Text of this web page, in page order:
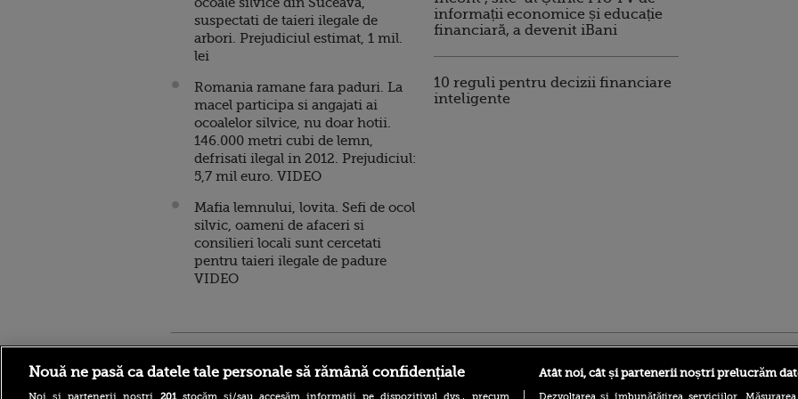
suspectati de taieri ilegale de
arbori. Prejudiciul estimat, 1 mil.
lei
Romania ramane fara paduri. La
macel participa si angajati ai
ocoalelor silvice, nu doar hotii.
146.000 metri cubi de lemn,
defrisati ilegal in 2012. Prejudiciul:
5,7 mil euro. VIDEO
Mafia lemnului, lovita. Sefi de ocol
silvic, oameni de afaceri si
consilieri locali sunt cercetati
pentru taieri ilegale de padure
VIDEO
informații economice și educație
financiară, a devenit iBani
10 reguli pentru decizii financiare
inteligente
Nouă ne pasă ca datele tale personale să rămână confidențiale Atât noi, cât și partenerii noștri prelucrăm